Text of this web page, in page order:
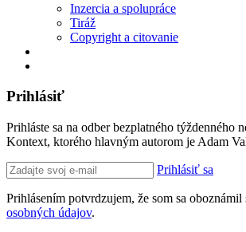
Inzercia a spolupráce
Tiráž
Copyright a citovanie
Prihlásiť
Prihláste sa na odber bezplatného týždenného
Kontext, ktorého hlavným autorom je Adam
Prihlásiť sa
Prihlásením potvrdzujem, že som sa oboznámil
osobných údajov.